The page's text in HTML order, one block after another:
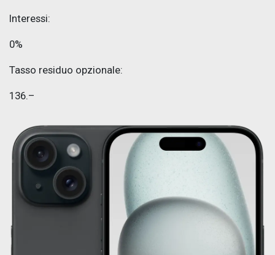
Interessi:
0%
Tasso residuo opzionale:
136.–